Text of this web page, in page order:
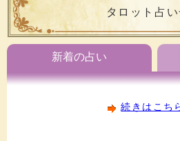
タロット占
新着の占い
続きはこち